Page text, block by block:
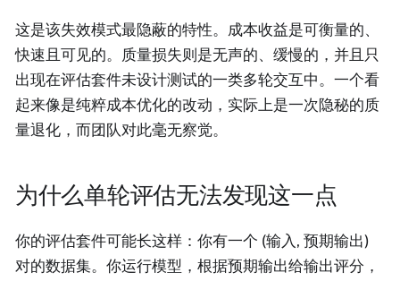
这是该失效模式最隐蔽的特性。成本收益是可衡量的、
快速且可见的。质量损失则是无声的、缓慢的，并且只
出现在评估套件未设计测试的一类多轮交互中。一个看
起来像是纯粹成本优化的改动，实际上是一次隐秘的质
量退化，而团队对此毫无察觉。
为什么单轮评估无法发现这一点
你的评估套件可能长这样：你有一个 (输入, 预期输出)
对的数据集。你运行模型，根据预期输出给输出评分，